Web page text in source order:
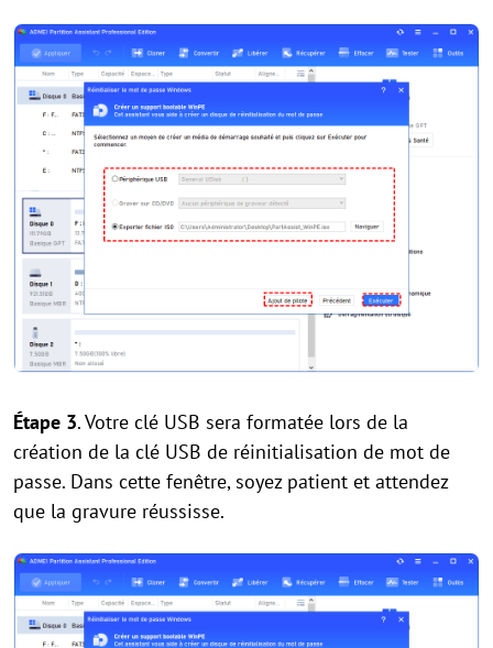
Étape 3. Votre clé USB sera formatée lors de la
création de la clé USB de réinitialisation de mot de
passe. Dans cette fenêtre, soyez patient et attendez
que la gravure réussisse.